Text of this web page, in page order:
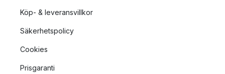
Köp- & leveransvillkor
Säkerhetspolicy
Cookies
Prisgaranti